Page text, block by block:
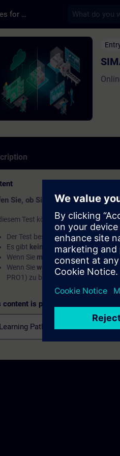
Training Services for Digital Industries
- SIMATIC
Sie, ob Sie für den Kurs bereit
Test können Sie
Der Test besteht aus21 Fragen.
Es gibt kein Zeitlimit.
Wenn Sie mehr als 70% der Fragen
Wenn Sieweniger als 70%
PRO1) zu besuchen, um Ihre
content is part of
Learning Paths